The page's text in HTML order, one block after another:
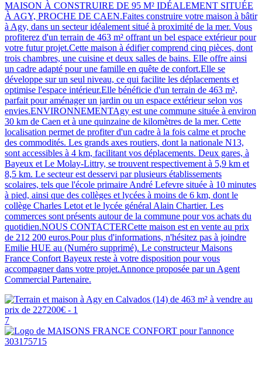
MAISON À CONSTRUIRE DE 95 M² IDÉALEMENT SITUÉE
À AGY, PROCHE DE CAEN.Faites construire votre maison à bâtir
à Agy, dans un secteur idéalement situé à proximité de la mer. Vous
profiterez d'un terrain de 463 m² offrant un bel espace extérieur pour
votre futur projet.Cette maison à édifier comprend cinq pièces, dont
trois chambres, une cuisine et deux salles de bains. Elle offre ainsi
un cadre adapté pour une famille en quête de confort.Elle se
développe sur un seul niveau, ce qui facilite les déplacements et
optimise l'espace intérieur.Elle bénéficie d'un terrain de 463 m²,
parfait pour aménager un jardin ou un espace extérieur selon vos
envies.ENVIRONNEMENTAgy est une commune située à environ
30 km de Caen et à une quinzaine de kilomètres de la mer. Cette
localisation permet de profiter d'un cadre à la fois calme et proche
des commodités. Les grands axes routiers, dont la nationale N13,
sont accessibles à 4 km, facilitant vos déplacements. Deux gares, à
Bayeux et Le Molay-Littry, se trouvent respectivement à 5,9 km et
8,5 km. Le secteur est desservi par plusieurs établissements
scolaires, tels que l'école primaire André Lefevre située à 10 minutes
à pied, ainsi que des collèges et lycées à moins de 6 km, dont le
collège Charles Letot et le lycée général Alain Chartier. Les
commerces sont présents autour de la commune pour vos achats du
quotidien.NOUS CONTACTERCette maison est en vente au prix
de 212 200 euros.Pour plus d'informations, n'hésitez pas à joindre
Emilie HUE au (Numéro supprimé). Le constructeur Maisons
France Confort Bayeux reste à votre disposition pour vous
accompagner dans votre projet.Annonce proposée par un Agent
Commercial Partenaire.
7